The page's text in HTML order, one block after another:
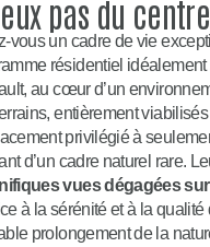
pas du
vous un cadre de vie
résidentiel
au cœur d’un
entièrement
privilégié à
d’un cadre naturel rare.
vues dégagées
à la sérénité et à la qualité
prolongement de la